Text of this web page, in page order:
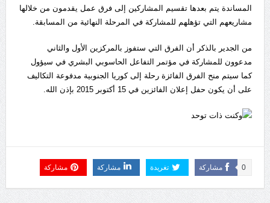
المساندة يتم بعدها تقسيم المشاركين إلى فرق عمل يقدمون من خلالها
مشاريعهم التي تؤهلهم للمشاركة في المرحلة النهائية من المسابقة.
من الجدير بالذكر أن الفرق التي ستفوز بالمركزين الأول والثاني
مدعوون للمشاركة في مؤتمر التفاعل الحاسوبي البشري في سيؤول
كما سيتم منح الفرق الفائزة رحلة إلى كوريا الجنوبية مدفوعة التكاليف
على أن يكون حفل إعلان الفائزين في 15 أكتوبر 2015 بإذن الله.
مشاركة 0 تغريدة مشاركة مشاركة